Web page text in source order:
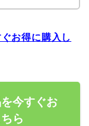
お得に購入し
今すぐお
ら